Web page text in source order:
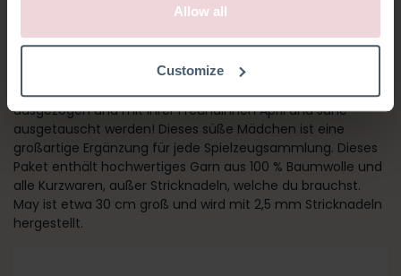
Allow all
Customize
MÄDCHEN MAY
Lernen Sie May kennen! Ihre Kleider und Socken können
ausgezogen und mit ihrer Freundinnen April und June
ausgetauscht werden! Dieses süße Mädchen ist eine
großartige Ergänzung für jede Spielzeugsammlung. Dieses
Paket enthält hochwertiges Garn aus 100 % Baumwolle und
alle Kurzwaren, außer Stricknadeln, welche du brauchst.
May ist etwa 30 cm groß und wird mit 2,5 mm Stricknadeln
hergestellt.